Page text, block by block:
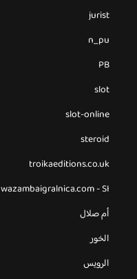
jurist
n_pu
PB
slot
slot-online
steroid
troikaeditions.co.uk
wazambaigralnica.com - SI
أم صلال
الخور
الرويس